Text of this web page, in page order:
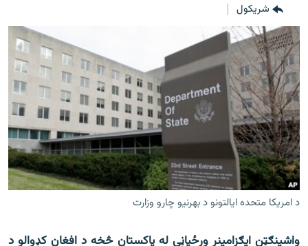
لټون
پاڼې
ته
مراجعه
انځوریزه برخه
ورزش
د کډوالۍ بحران
'کووېډ-۱۹'
اړیکه
دري پاڼه
Azadi English
شريکول
د امریکا متحده ایالتونو د بهرنیو چارو وزارت
واشینګټن ایګزامینر ورځپاڼې له پاکستان څخه د افغان کډوالو د